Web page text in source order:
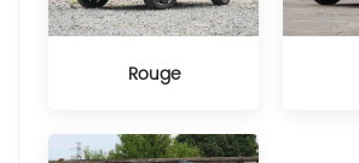
Rouge